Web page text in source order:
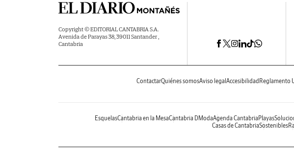
Copyright © EDITORIAL CANTABRIA S.A.
Avenida de Parayas 38, 39011 Santander ,
Cantabria
ContactarQuiénes somosAviso legal Accesibilidad Reglamento
EsquelasCantabria en la MesaCantabria DModaAgenda Cantabria Playas
Casas de CantabriaSostenibles